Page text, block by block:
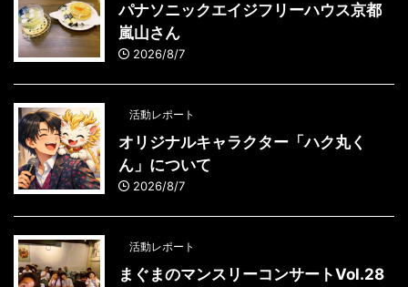
パナソニックエイジフリーハウス京都
嵐山さん
2026/8/7
活動レポート
オリジナルキャラクター「ハク丸く
ん」について
2026/8/7
活動レポート
まぐまのマンスリーコンサートVol.28